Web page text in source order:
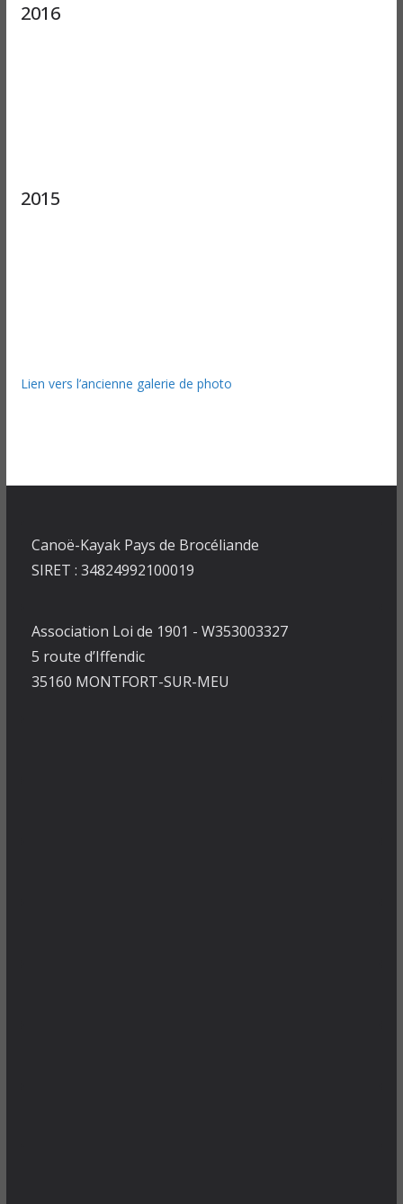
2016
2015
Lien vers l’ancienne galerie de photo
Canoë-Kayak Pays de Brocéliande
SIRET : 34824992100019
Association Loi de 1901 - W353003327
5 route d’Iffendic
35160 MONTFORT-SUR-MEU